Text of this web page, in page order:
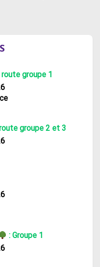
groupe 1
groupe 2 et 3
: Groupe 1